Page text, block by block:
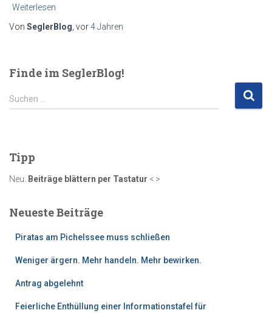
Weiterlesen
Von SeglerBlog, vor4 Jahren
Finde im SeglerBlog!
S
u
n
n
h
Suchen …
Tipp
Neu: Beiträge blättern per Tastatur < >
Neueste Beiträge
Piratas am Pichelssee muss schließen
Weniger ärgern. Mehr handeln. Mehr bewirken.
Antrag abgelehnt
Feierliche Enthüllung einer Informationstafel für